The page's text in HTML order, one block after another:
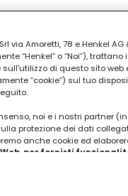
la stagione ci
florealesarà
guardarla e
via Amoretti, 78 e Henkel
“Henkel” o “Noi”),
di questo sito
“cookie”) sul tuo
noi e i nostri partner
protezione dei dati
anche cookie ed
per fornirti
. Analizzeremo il tuo
dell'azienda per cui lavori)
le nostre informazioni